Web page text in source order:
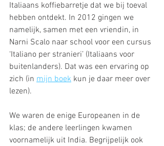
Italiaans koffiebarretje dat we bij toeval
hebben ontdekt. In 2012 gingen we
namelijk, samen met een vriendin, in
Narni Scalo naar school voor een cursus
‘Italiano per stranieri’ (Italiaans voor
buitenlanders). Dat was een ervaring op
zich (in mijn boek kun je daar meer over
lezen).
We waren de enige Europeanen in de
klas; de andere leerlingen kwamen
voornamelijk uit India. Begrijpelijk ook